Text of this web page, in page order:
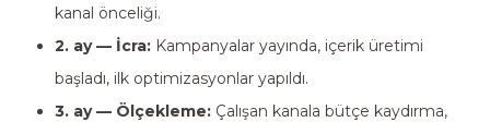
kanal önceliği.
2. ay — İcra: Kampanyalar yayında, içerik üretimi
başladı, ilk optimizasyonlar yapıldı.
3. ay — Ölçekleme: Çalışan kanala bütçe kaydırma,